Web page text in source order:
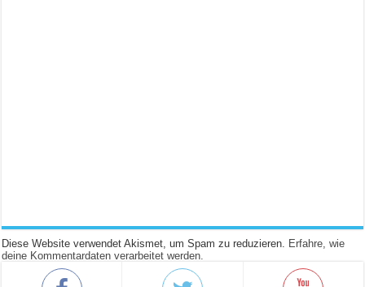
Diese Website verwendet Akismet, um Spam zu reduzieren.
Erfahre, wie
deine Kommentardaten verarbeitet werden.